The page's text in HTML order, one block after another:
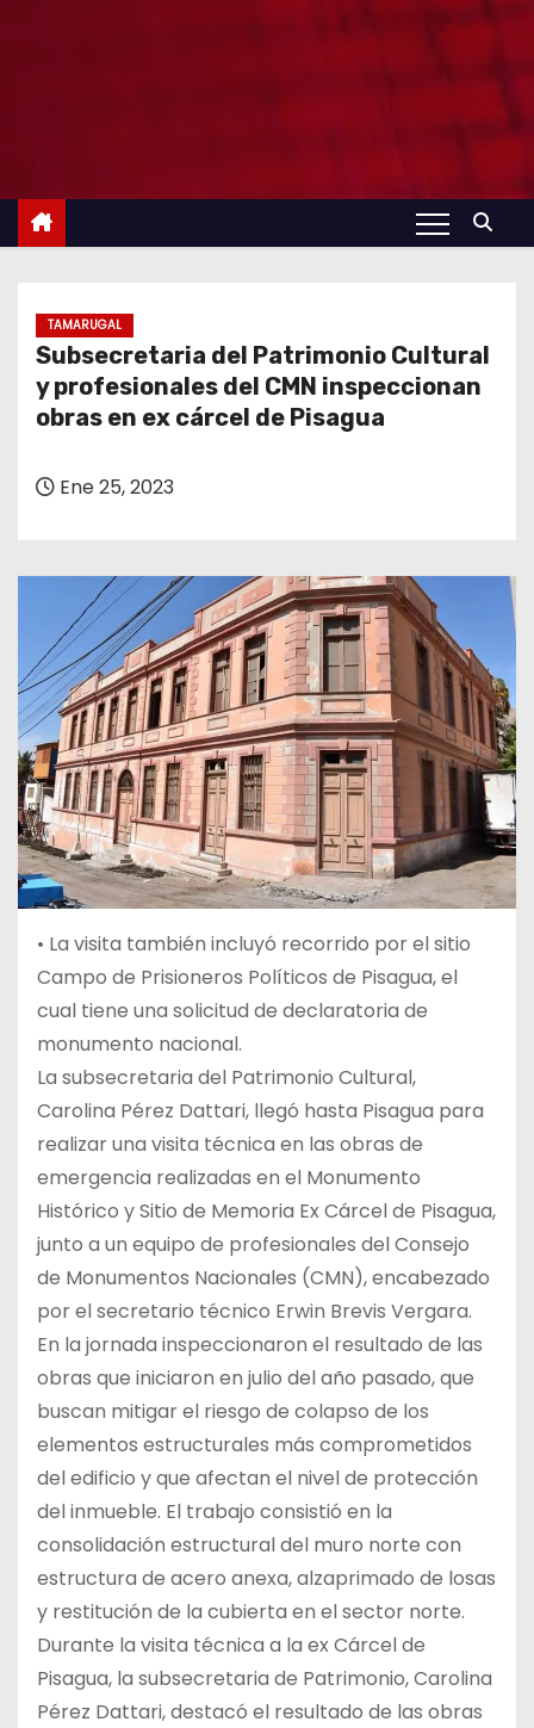
TAMARUGAL
Subsecretaria del Patrimonio Cultural
y profesionales del CMN inspeccionan
obras en ex cárcel de Pisagua
Ene 25, 2023
• La visita también incluyó recorrido por el sitio
Campo de Prisioneros Políticos de Pisagua, el
cual tiene una solicitud de declaratoria de
monumento nacional.
La subsecretaria del Patrimonio Cultural,
Carolina Pérez Dattari, llegó hasta Pisagua para
realizar una visita técnica en las obras de
emergencia realizadas en el Monumento
Histórico y Sitio de Memoria Ex Cárcel de Pisagua,
junto a un equipo de profesionales del Consejo
de Monumentos Nacionales (CMN), encabezado
por el secretario técnico Erwin Brevis Vergara.
En la jornada inspeccionaron el resultado de las
obras que iniciaron en julio del año pasado, que
buscan mitigar el riesgo de colapso de los
elementos estructurales más comprometidos
del edificio y que afectan el nivel de protección
del inmueble. El trabajo consistió en la
consolidación estructural del muro norte con
estructura de acero anexa, alzaprimado de losas
y restitución de la cubierta en el sector norte.
Durante la visita técnica a la ex Cárcel de
Pisagua, la subsecretaria de Patrimonio, Carolina
Pérez Dattari, destacó el resultado de las obras